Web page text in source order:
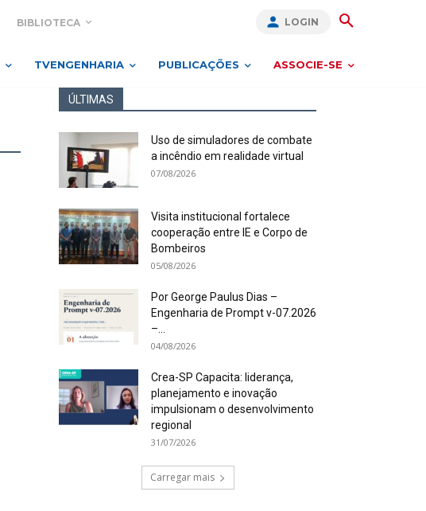
BIBLIOTECA LOGIN
TVENGENHARIA PUBLICAÇÕES ASSOCIE-SE
ÚLTIMAS
Uso de simuladores de combate
a incêndio em realidade virtual
07/08/2026
Visita institucional fortalece
cooperação entre IE e Corpo de
Bombeiros
05/08/2026
Por George Paulus Dias –
Engenharia de Prompt v-07.2026
–...
04/08/2026
Crea-SP Capacita: liderança,
planejamento e inovação
impulsionam o desenvolvimento
regional
31/07/2026
Carregar mais